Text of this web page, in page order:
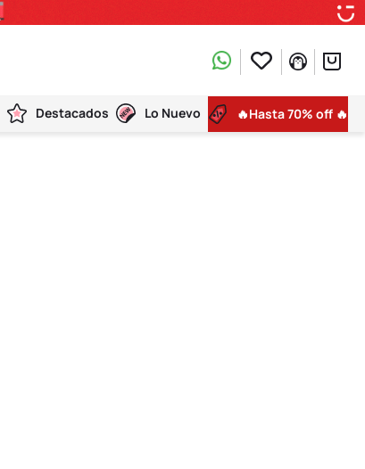
Destacados Lo Nuevo 🔥Hasta 70% off 🔥